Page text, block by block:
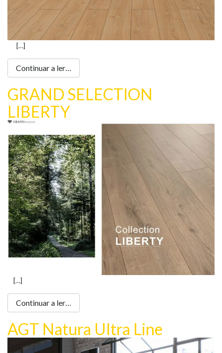
[…]
Continuar a ler…
GRAND SELECTION
LIBERTY
[…]
Continuar a ler…
AGT Natura Ultra Line